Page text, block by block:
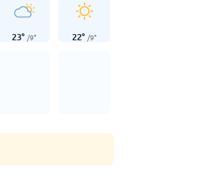
23° /9° 22° /9°